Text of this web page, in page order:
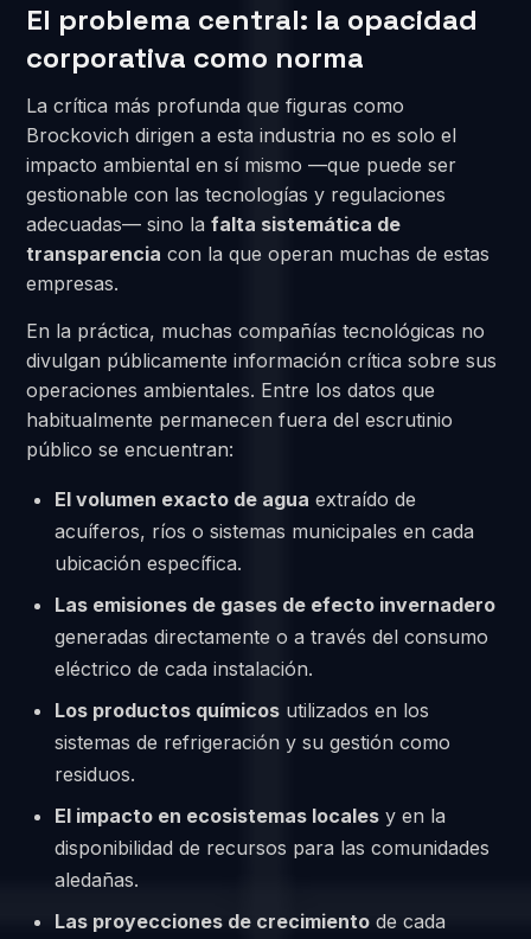
El problema central: la opacidad
corporativa como norma
La crítica más profunda que figuras como
Brockovich dirigen a esta industria no es solo el
impacto ambiental en sí mismo —que puede ser
gestionable con las tecnologías y regulaciones
adecuadas— sino lafalta sistemática de
transparencia con la que operan muchas de estas
empresas.
En la práctica, muchas compañías tecnológicas no
divulgan públicamente información crítica sobre sus
operaciones ambientales. Entre los datos que
habitualmente permanecen fuera del escrutinio
público se encuentran:
El volumen exacto de agua extraído de
acuíferos, ríos o sistemas municipales en cada
ubicación específica.
Las emisiones de gases de efecto invernadero
generadas directamente o a través del consumo
eléctrico de cada instalación.
Los productos químicos utilizados en los
sistemas de refrigeración y su gestión como
residuos.
El impacto en ecosistemas locales y en la
disponibilidad de recursos para las comunidades
aledañas.
Las proyecciones de crecimiento de cada